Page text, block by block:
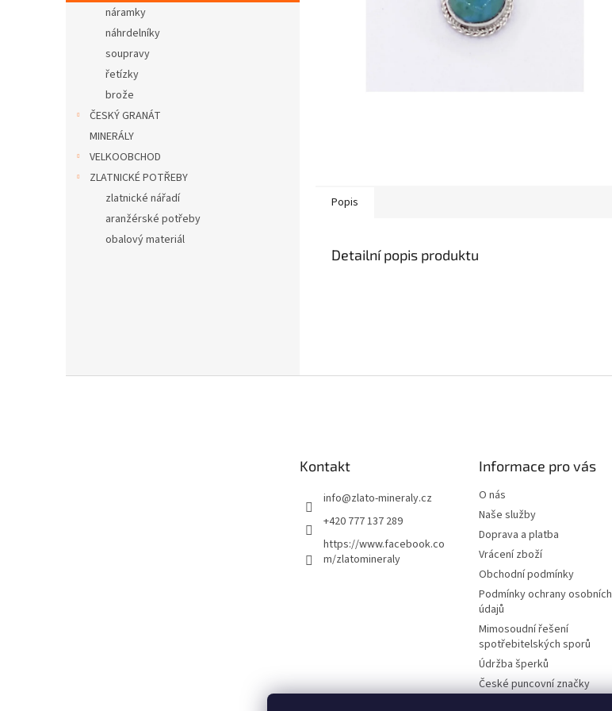
n
náramky
náhrdelníky
soupravy
řetízky
brože
ČESKÝ GRANÁT
MINERÁLY
VELKOOBCHOD
ZLATNICKÉ POTŘEBY
zlatnické nářadí
aranžérské potřeby
obalový materiál
Popis
Detailní popis produktu
Kontakt
info@zlato-mineraly.cz
+420 777 137 289
https://www.facebook.co
m/zlatomineraly
Informace pro vás
O nás
Naše služby
Doprava a platba
Vrácení zboží
Obchodní podmínky
Podmínky ochrany osobních
údajů
Mimosoudní řešení
spotřebitelských sporů
Údržba šperků
České puncovní značky